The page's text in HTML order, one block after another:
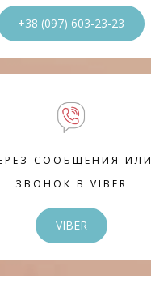
+38 (097) 603-23-23
СООБЩЕНИЯ ИЛИ
ЗВОНОК В VIBER
VIBER